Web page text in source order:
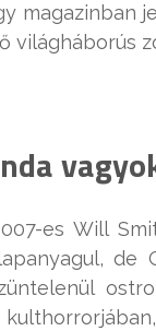
világháborús
es Will